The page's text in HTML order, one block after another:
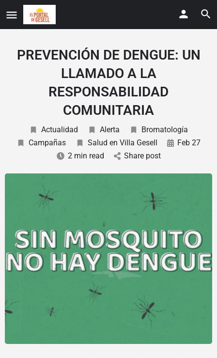
PREVENCIÓN DE DENGUE: UN
LLAMADO A LA
RESPONSABILIDAD
COMUNITARIA
Actualidad Alerta
Bromatología
Campañas
Salud en Villa Gesell
Feb 27
2 min read
Share post